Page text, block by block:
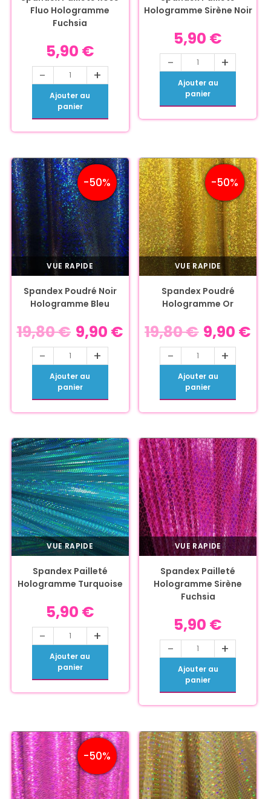
Fluo Hologramme
Fuchsia
5,90 €
- +
Ajouter au
panier
Hologramme Sirène Noir
5,90 €
- +
Ajouter au
panier
-50%
VUE RAPIDE
Spandex Poudré Noir
Hologramme Bleu
19,80€ 9,90 €
- +
Ajouter au
panier
-50%
VUE RAPIDE
Spandex Poudré
Hologramme Or
19,80€ 9,90 €
- +
Ajouter au
panier
VUE RAPIDE
Spandex Pailleté
Hologramme Turquoise
5,90 €
- +
Ajouter au
panier
VUE RAPIDE
Spandex Pailleté
Hologramme Sirène
Fuchsia
5,90 €
- +
Ajouter au
panier
-50%